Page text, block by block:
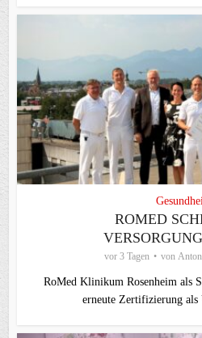
ROMED
vor 3 Tagen von
RoMed Klinikum Rosenheim als
erneute Zertifizierung als